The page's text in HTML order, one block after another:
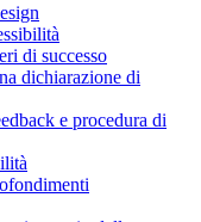
di successo
dichiarazione di
e procedura di